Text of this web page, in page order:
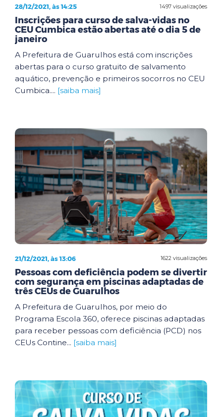
1497 visualizações
28/12/2021, às 14:25
Inscrições para curso de salva-vidas no
CEU Cumbica estão abertas até o dia 5 de
janeiro
A Prefeitura de Guarulhos está com inscrições
abertas para o curso gratuito de salvamento
aquático, prevenção e primeiros socorros no CEU
Cumbica.... [saiba mais]
1622 visualizações
21/12/2021, às 13:06
Pessoas com deficiência podem se divertir
com segurança em piscinas adaptadas de
três CEUs de Guarulhos
A Prefeitura de Guarulhos, por meio do
Programa Escola 360, oferece piscinas adaptadas
para receber pessoas com deficiência (PCD) nos
CEUs Contine... [saiba mais]